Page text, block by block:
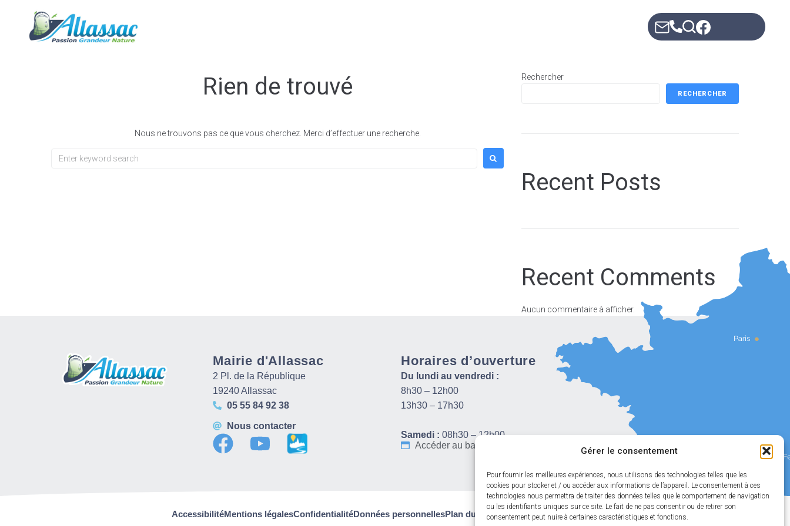
Gérer le consentement
Pour fournir les meilleures expériences, nous utilisons des technologies telles que les
cookies pour stocker et / ou accéder aux informations de l’appareil. Le consentement à ces
technologies nous permettra de traiter des données telles que le comportement de navigation
ou les identifiants uniques sur ce site. Le fait de ne pas consentir ou de retirer son
consentement peut nuire à certaines caractéristiques et fonctions.
Rien de trouvé
Nous ne trouvons pas ce que vous cherchez. Merci d’effectuer une recherche.
Rechercher
RECHERCHER
Recent Posts
Recent Comments
Aucun commentaire à afficher.
Mairie d'Allassac
2 Pl. de la République
19240 Allassac
05 55 84 92 38
Nous contacter
Horaires d’ouverture
Du lundi au vendredi :
8h30 – 12h00
13h30 – 17h30
Samedi : 08h30 – 12h00
Accéder au back-office
AccessibilitéMentions légalesConfidentialitéDonnées personnellesPlan du site© 2024 Propulsé par Utopia